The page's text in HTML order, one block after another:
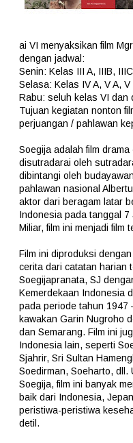
ai VI menyaksikan film
dengan jadwal:
Senin: Kelas III A, IIIB,
Selasa: Kelas IV A, V A,
Rabu: seluh kelas VI dan
Tujuan kegiatan nonton
perjuangan / pahlawan
Soegija adalah film
disutradarai oleh
dibintangi oleh
pahlawan nasional
aktor dari beragam latar
Indonesia pada tanggal
Miliar, film ini menjadi film
Film ini diproduksi
cerita dari catatan harian
Soegijapranata, SJ
Kemerdekaan Indonesia
pada periode tahun 1947
kawakan Garin Nugroho
dan Semarang. Film ini
Indonesia lain, seperti
Sjahrir, Sri Sultan
Soedirman, Soeharto, dll.
Soegija, film ini banyak
baik dari Indonesia,
peristiwa-peristiwa
detil.